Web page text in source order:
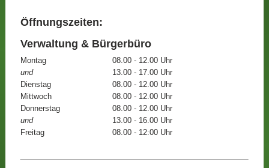
Öffnungszeiten:
Verwaltung & Bürgerbüro
Montag
08.00 - 12.00 Uhr
und
13.00 - 17.00 Uhr
Dienstag
08.00 - 12.00 Uhr
Mittwoch
08.00 - 12.00 Uhr
Donnerstag
08.00 - 12.00 Uhr
und
13.00 - 16.00 Uhr
Freitag
08.00 - 12:00 Uhr